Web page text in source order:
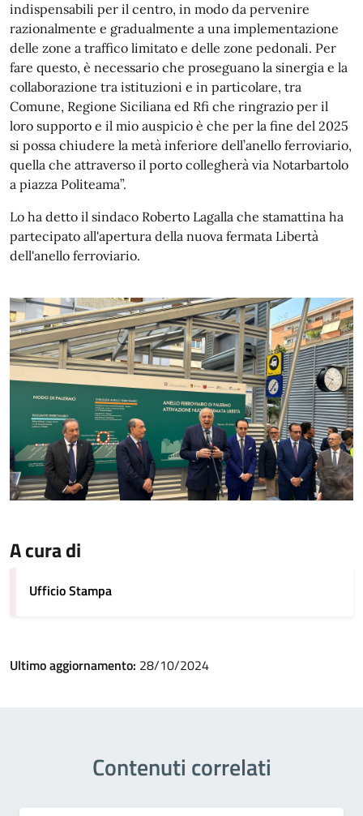
indispensabili per il centro, in modo da pervenire
razionalmente e gradualmente a una implementazione
delle zone a traffico limitato e delle zone pedonali. Per
fare questo, è necessario che proseguano la sinergia e la
collaborazione tra istituzioni e in particolare, tra
Comune, Regione Siciliana ed Rfi che ringrazio per il
loro supporto e il mio auspicio è che per la fine del 2025
si possa chiudere la metà inferiore dell’anello ferroviario,
quella che attraverso il porto collegherà via Notarbartolo
a piazza Politeama”.
Lo ha detto il sindaco Roberto Lagalla che stamattina ha
partecipato all'apertura della nuova fermata Libertà
dell'anello ferroviario.
A cura di
Ufficio Stampa
Ultimo aggiornamento: 28/10/2024
Contenuti correlati